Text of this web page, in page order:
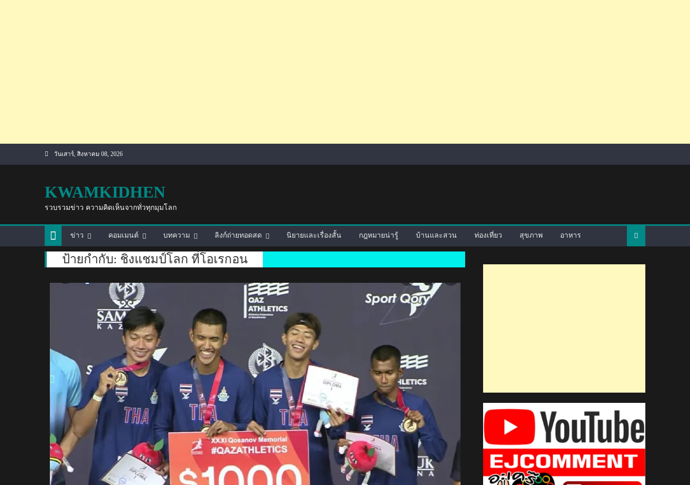
วันเสาร์, สิงหาคม 08, 2026
KWAMKIDHEN
รวบรวมข่าว ความคิดเห็นจากทั่วทุกมุมโลก
ข่าว คอมเมนต์ บทความ ลิงก์ถ่ายทอดสด นิยายและเรื่องสั้น กฎหมายน่ารู้ บ้านและสวน ท่องเที่ยว สุขภาพ อาหาร
ป้ายกำกับ: ชิงแชมป์โลก ที่โอเรกอน